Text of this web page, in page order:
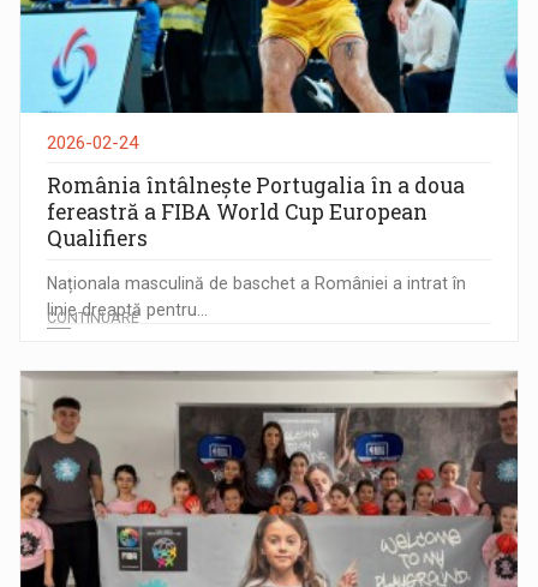
2026-02-24
România întâlnește Portugalia în a doua
fereastră a FIBA World Cup European
Qualifiers
Naționala masculină de baschet a României a intrat în
linie dreaptă pentru...
CONTINUARE